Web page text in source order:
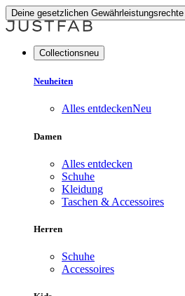
Deine gesetzlichen Gewährleistungsrechte
Collectionsneu
Neuheiten
Alles entdeckenNeu
Damen
Alles entdecken
Schuhe
Kleidung
Taschen & Accessoires
Herren
Schuhe
Accessoires